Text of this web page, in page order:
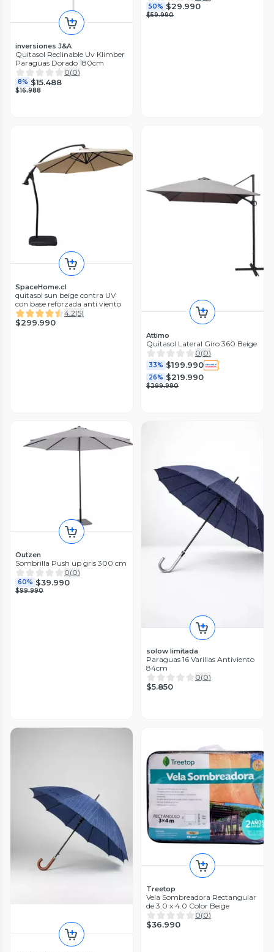
inversiones J&A
Quitasol Reclinable Uv Klimber
Paraguas Dorado 180cm
0(0)
8% $15.488
$16.988
50% $29.990
$59.990
SpaceHome.cl
quitasol sun beige contra UV
con base reforzada anti viento
4.2(5)
$299.990
Attimo
Quitasol Lateral Giro 360 Beige
0(0)
33% $199.990
26% $219.990
$299.990
Outzen
Sombrilla Push up gris 300 cm
0(0)
60% $39.990
$99.990
solow limitada
Paraguas 16 Varillas Antiviento
84cm
0(0)
$5.850
Treetop
Vela Sombreadora Rectangular
de 3.0 x 4.0 Color Beige
0(0)
$36.990